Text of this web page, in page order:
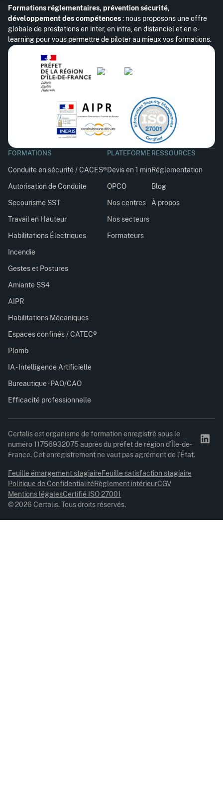
Formations réglementaires, prévention sécurité,
développement des compétences: nous proposons une offre
globale de prestations en inter, en intra, en distanciel et en e-
learning pour vous permettre de piloter au mieux vos formations.
FORMATIONS
Conduite en sécurité / CACES®
Autorisation de Conduite
Secourisme SST
Travail en Hauteur
Habilitations Électriques
Incendie
Gestes et Postures
Amiante SS4
AIPR
Habilitations Mécaniques
Espaces confinés / CATEC®
Plomb
IA - Intelligence Artificielle
Bureautique - PAO/CAO
Efficacité professionnelle
PLATEFORME
Devis en 1 min
OPCO
Nos centres
Nos secteurs
Formateurs
RESSOURCES
Réglementation
Blog
À propos
Certalis est organisme de formation enregistré sous le
numéro 11756932075 auprès du préfet de région d’Île-de-
France. Cet enregistrement ne vaut pas agrément de l’État.
© 2026 Certalis. Tous droits réservés.
Feuille émargement stagiaireFeuille satisfaction stagiaire
Politique de ConfidentialitéRèglement intérieurCGV
Mentions légalesCertifié ISO 27001